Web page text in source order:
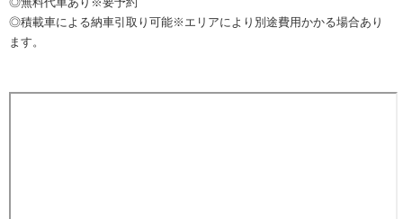
◎積載車による納車引取り可能※エリアにより別途費用かかる場合あり
ます。